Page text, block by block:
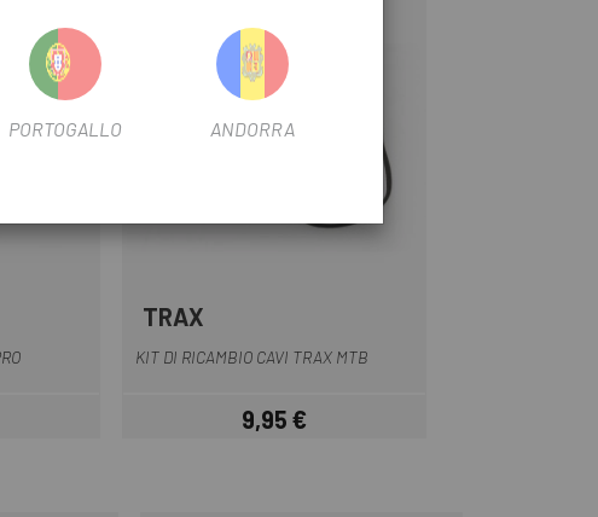
TRAX
KIT DI RICAMBIO CAVI TRAX MTB
Prezzo
9,95 €
PORTOGALLO ANDORRA